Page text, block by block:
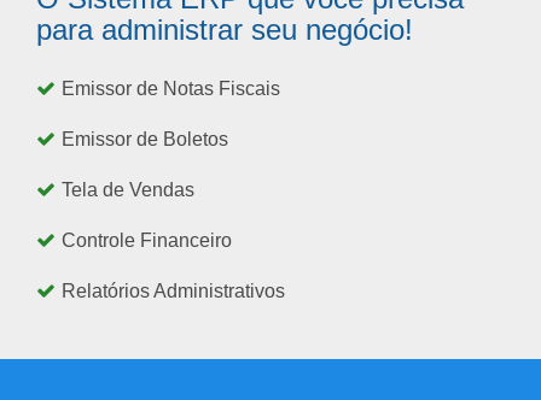
para administrar seu negócio!
Emissor de Notas Fiscais
Emissor de Boletos
Tela de Vendas
Controle Financeiro
Relatórios Administrativos